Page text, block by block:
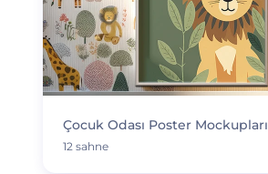
Çocuk Odası Poster Mockupları
12 sahne